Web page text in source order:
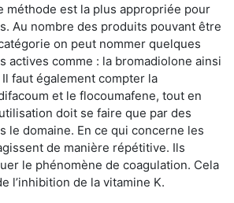
méthode est la plus appropriée pour
Au nombre des produits pouvant être
on peut nommer quelques
actives comme : la bromadiolone ainsi
faut également compter la
et le flocoumafene, tout en
doit se faire que par des
le domaine. En ce qui concerne les
de manière répétitive. Ils
le phénomène de coagulation. Cela
l’inhibition de la vitamine K.